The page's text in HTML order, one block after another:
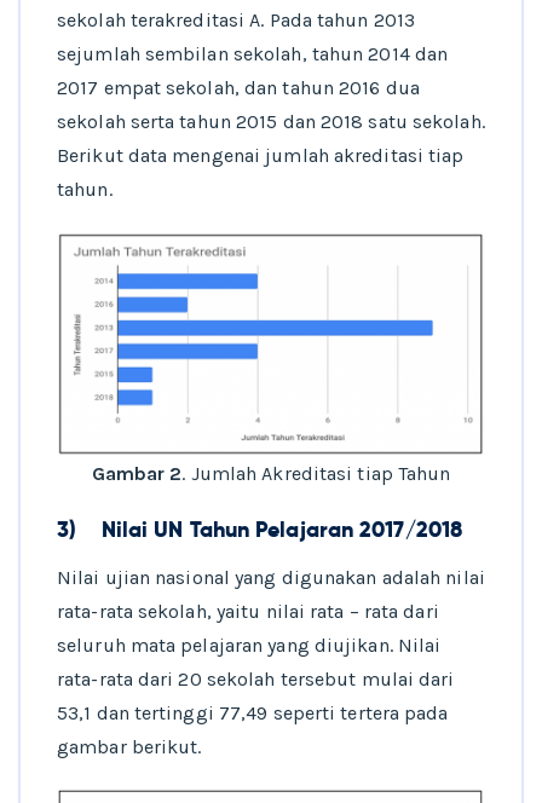
sekolah terakreditasi A. Pada tahun 2013
sejumlah sembilan sekolah, tahun 2014 dan
2017 empat sekolah, dan tahun 2016 dua
sekolah serta tahun 2015 dan 2018 satu sekolah.
Berikut data mengenai jumlah akreditasi tiap
tahun.
Gambar 2. Jumlah Akreditasi tiap Tahun
3) Nilai UN Tahun Pelajaran 2017/2018
Nilai ujian nasional yang digunakan adalah nilai
rata-rata sekolah, yaitu nilai rata – rata dari
seluruh mata pelajaran yang diujikan. Nilai
rata-rata dari 20 sekolah tersebut mulai dari
53,1 dan tertinggi 77,49 seperti tertera pada
gambar berikut.